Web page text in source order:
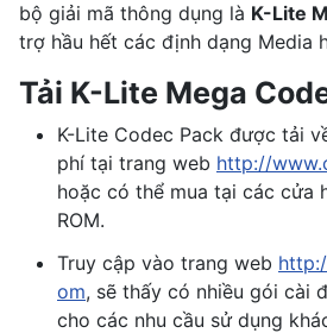
bộ giải mã thông dụng là K-Lite
trợ hầu hết các định dạng Media
Tải K-Lite Mega
K-Lite Codec Pack được tải
phí tại trang web http://
hoặc có thể mua tại các cửa
ROM.
Truy cập vào trang web
om, sẽ thấy có nhiều gói cài
cho các nhu cầu sử dụng